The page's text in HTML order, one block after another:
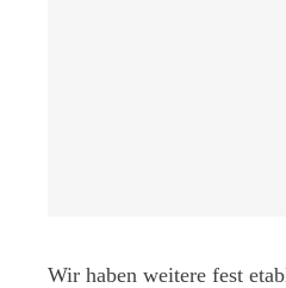
Wir haben weitere fest